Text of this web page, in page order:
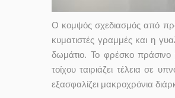
Ο κομψός σχεδιασμός από
κυματιστές γραμμές και η
δωμάτιο. Το φρέσκο πράσινο
τοίχου ταιριάζει τέλεια σε
εξασφαλίζει μακροχρόνια